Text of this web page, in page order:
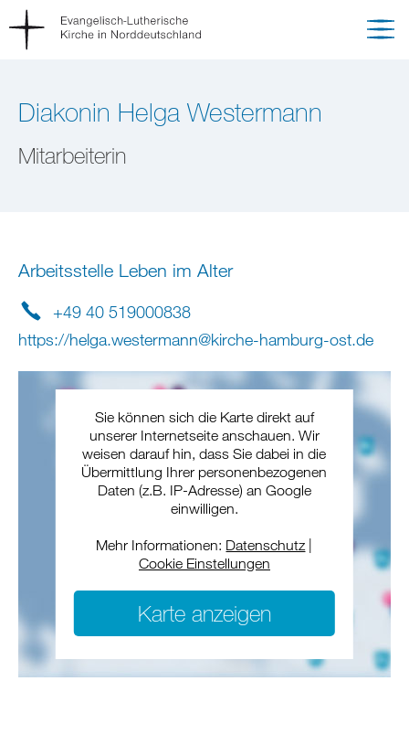
Diakonin Helga Westermann
Mitarbeiterin
Arbeitsstelle Leben im Alter
+49 40 519000838
https://helga.westermann@kirche-hamburg-ost.de
Sie können sich die Karte direkt auf
unserer Internetseite anschauen. Wir
weisen darauf hin, dass Sie dabei in die
Übermittlung Ihrer personenbezogenen
Daten (z.B. IP-Adresse) an Google
einwilligen.
Mehr Informationen: Datenschutz
Cookie Einstellungen
Karte anzeigen